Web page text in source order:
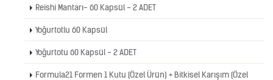
Reishi Mantarı- 60 Kapsül - 2 ADET
Yoğurtotlu 60 Kapsül
Yoğurtotu 60 Kapsül - 2 ADET
Formula21 Formen 1 Kutu (Özel Ürün) + Bitkisel Karışım (Özel